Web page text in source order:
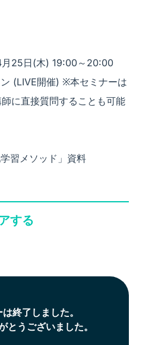
25日(木) 19:00～20:00
(LIVE開催) ※本セミナーは
に直接質問することも可能
習メソッド」資料
する
終了しました。
とうございました。